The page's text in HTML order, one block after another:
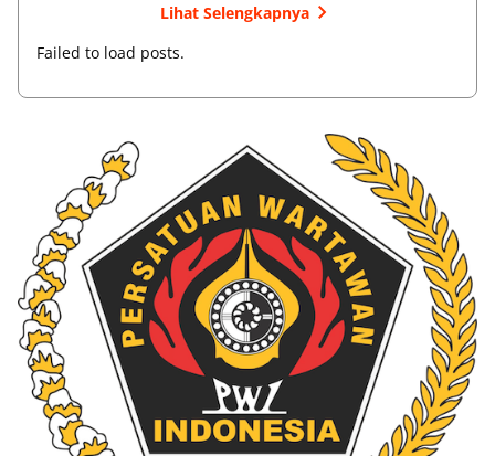
Lihat Selengkapnya
Failed to load posts.